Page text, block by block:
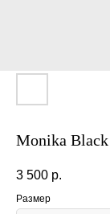
Monika
3 500 р.
Размер